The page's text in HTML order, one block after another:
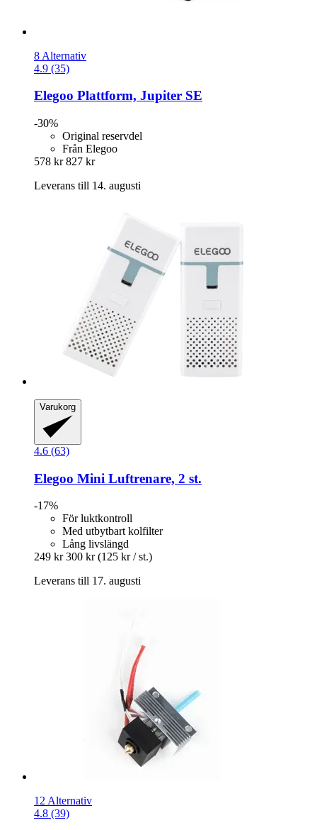
8 Alternativ
4.9 (35)
Elegoo Plattform, Jupiter SE
-30%
Original reservdel
Från Elegoo
578 kr 827 kr
Leverans till 14. augusti
Varukorg
4.6 (63)
Elegoo Mini Luftrenare, 2 st.
-17%
För luktkontroll
Med utbytbart kolfilter
Lång livslängd
249 kr 300 kr (125 kr / st.)
Leverans till 17. augusti
12 Alternativ
4.8 (39)